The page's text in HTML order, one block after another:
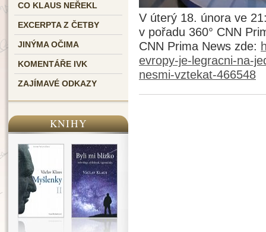
CO KLAUS NEŘEKL
EXCERPTA Z ČETBY
JINÝMA OČIMA
KOMENTÁŘE IVK
ZAJÍMAVÉ ODKAZY
KNIHY
V úterý 18. února ve
v pořadu 360° CNN
CNN Prima News zde:
evropy-je-legracni-na-
nesmi-vztekat-466548